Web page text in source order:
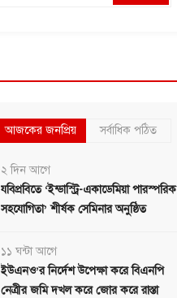
আজকের জনপ্রিয় সর্বাধিক পঠিত
২ দিন আগে
যবিপ্রবিতে ‘ইন্ডাস্ট্রি-একাডেমিয়া পারস্পরিক
সহযোগিতা’ শীর্ষক সেমিনার অনুষ্ঠিত
১১ ঘন্টা আগে
ইউএনও’র নির্দেশ উপেক্ষা করে বিএনপি
নেত্রীর জমি দখল করে জোর করে রাস্তা